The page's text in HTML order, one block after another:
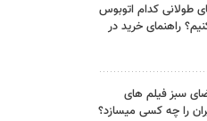
طولانی کدام اتوبوس
راهنمای خرید در
سبز فیلم های
را چه کسی میسازد؟